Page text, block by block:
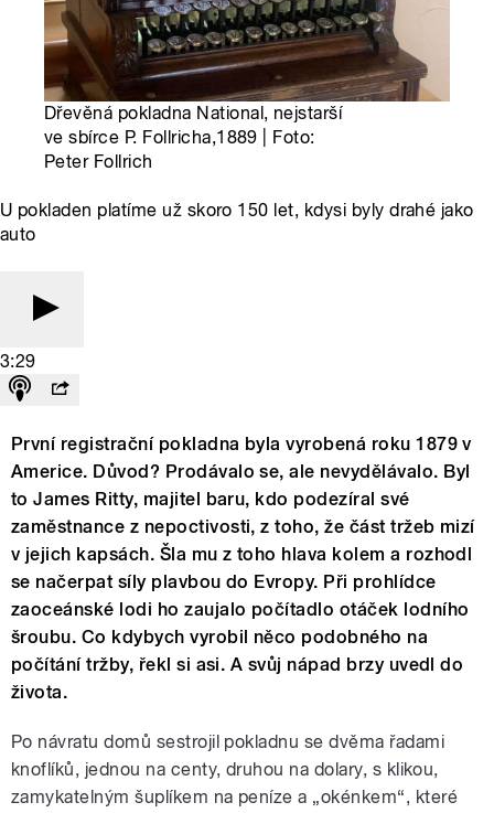
Dřevěná pokladna National, nejstarší
ve sbírce P. Follricha,1889 | Foto:
Peter Follrich
U pokladen platíme už skoro 150 let, kdysi byly drahé jako
auto
3:29
První registrační pokladna byla vyrobená roku 1879 v
Americe. Důvod? Prodávalo se, ale nevydělávalo. Byl
to James Ritty, majitel baru, kdo podezíral své
zaměstnance z nepoctivosti, z toho, že část tržeb mizí
v jejich kapsách. Šla mu z toho hlava kolem a rozhodl
se načerpat síly plavbou do Evropy. Při prohlídce
zaoceánské lodi ho zaujalo počítadlo otáček lodního
šroubu. Co kdybych vyrobil něco podobného na
počítání tržby, řekl si asi. A svůj nápad brzy uvedl do
života.
Po návratu domů sestrojil pokladnu se dvěma řadami
knoflíků, jednou na centy, druhou na dolary, s klikou,
zamykatelným šuplíkem na peníze a „okénkem“, které